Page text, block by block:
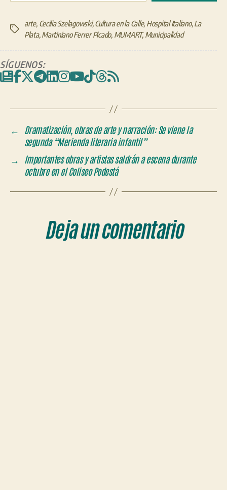
Etiquetas
arte, Cecilia Szelagowski,Cultura en la Calle, Hospital Italiano,La
Plata,Martiniano Ferrer Picado, MUMART,Municipalidad
SÍGUENOS:
← Dramatización, obras de arte y narración: Se viene la
segunda “Merienda literaria infantil”
→ Importantes obras y artistas saldrán a escena durante
octubre en el Coliseo Podestá
Deja un comentario